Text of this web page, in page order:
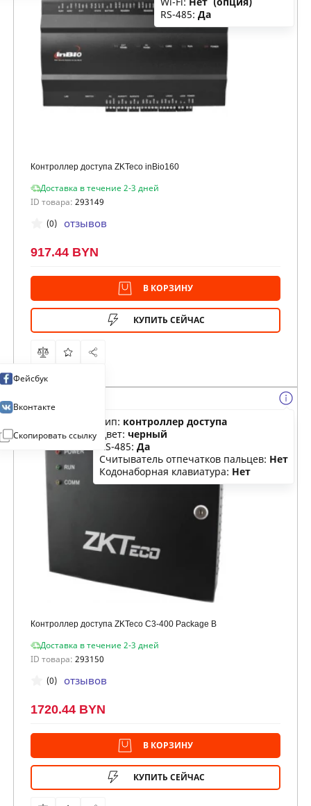
Контроллер доступа ZKTeco inBio160
Доставка в течение 2-3 дней
ID товара: 293149
RS-485: Да
(0) отзывов
917.44 BYN
В КОРЗИНУ
КУПИТЬ СЕЙЧАС
Фейсбук
Вконтакте
Скопировать ссылку
Контроллер доступа ZKTeco C3-400 Package B
Доставка в течение 2-3 дней
ID товара: 293150
Тип: контроллер доступа
Цвет: черный
RS-485: Да
Считыватель отпечатков пальцев: Нет
Кодонаборная клавиатура: Нет
(0) отзывов
1720.44 BYN
В КОРЗИНУ
КУПИТЬ СЕЙЧАС